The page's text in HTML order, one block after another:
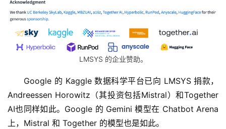
LMSYS 的企业赞助。
Google 的 Kaggle 数据科学平台已向 LMSYS 捐款，
Andreessen Horowitz（其投资包括Mistral）和Together
AI也同样如此。Google 的 Gemini 模型在 Chatbot Arena
上，Mistral 和 Together 的模型也是如此。